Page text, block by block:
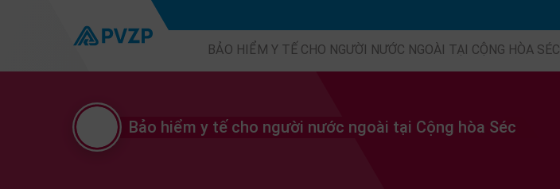
BẢO HIỂM Y TẾ CHO NGƯỜI NƯỚC NGOÀI TẠI CỘNG HÒA SÉC
Bảo hiểm y tế cho người nước ngoài tại Cộng hòa Séc